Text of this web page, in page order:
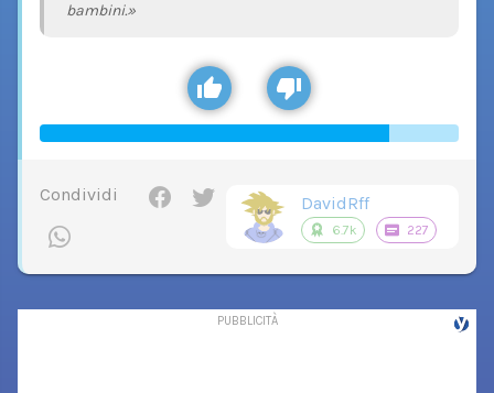
bambini.»
Condividi DavidRff
6.7k 227